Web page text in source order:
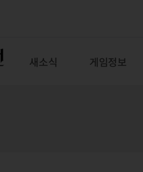
새소식 게임정보